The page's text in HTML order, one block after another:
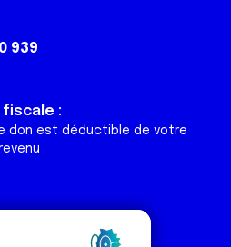
939
fiscale :
don est déductible de votre